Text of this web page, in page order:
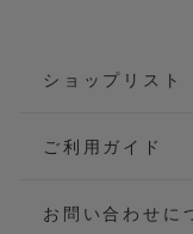
ショップリスト
ご利用ガイド
お問い合わせに